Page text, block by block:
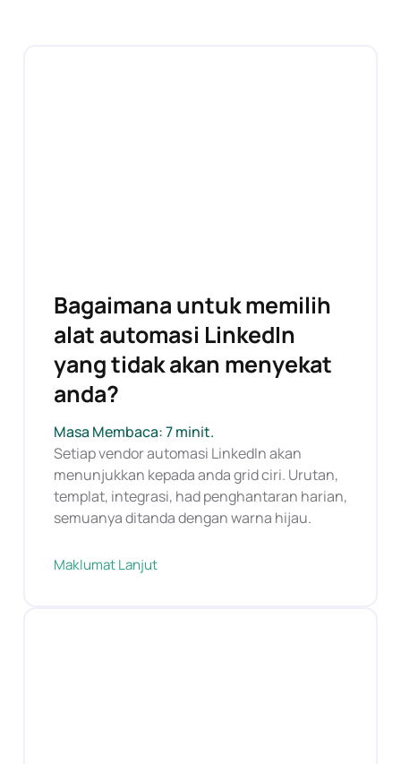
Bagaimana untuk memilih
alat automasi LinkedIn
yang tidak akan menyekat
anda?
Masa Membaca: 7 minit.
Setiap vendor automasi LinkedIn akan
menunjukkan kepada anda grid ciri. Urutan,
templat, integrasi, had penghantaran harian,
semuanya ditanda dengan warna hijau.
Maklumat Lanjut